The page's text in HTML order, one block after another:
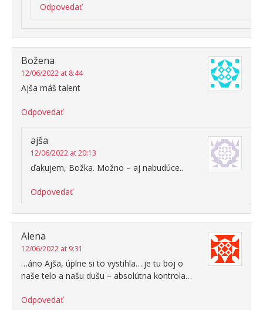
Odpovedať
Božena
12/06/2022 at 8:44
Ajša máš talent
Odpovedať
ajša
12/06/2022 at 20:13
ďakujem, Božka. Možno – aj nabudúce..
Odpovedať
Alena
12/06/2022 at 9:31
…áno Ajša, úplne si to vystihla….je tu boj o
naše telo a našu dušu – absolútna kontrola…
Odpovedať